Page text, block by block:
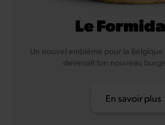
Le
Un nouvel emblème pour la Belgique
devenait ton nouveau
En savoir plus